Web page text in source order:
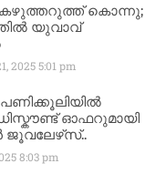
കൊന്നു;
യുവാവ്
20255:01 pm
ഓഫറുമായി
8:03 pm